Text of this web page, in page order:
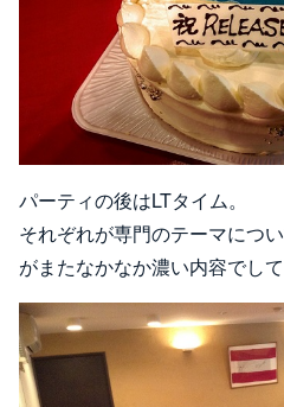
パーティの後はLTタイム。
それぞれが専門のテーマにつ
がまたなかなか濃い内容でし